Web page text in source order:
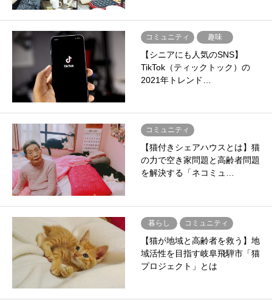
コミュニティ 趣味
【シニアにも人気のSNS】
TikTok（ティックトック）の
2021年トレンド…
コミュニティ
【猫付きシェアハウスとは】猫
の力で空き家問題と高齢者問題
を解決する「ネコミュ…
暮らし コミュニティ
【猫が地域と高齢者を救う】地
域活性を目指す岐阜飛騨市「猫
プロジェクト」とは